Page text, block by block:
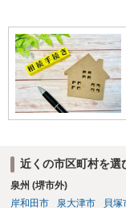
近くの市区町村を選
泉州 (堺市外)
岸和田市
泉大津市 貝塚